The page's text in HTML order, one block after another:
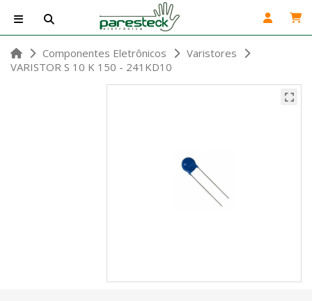
Componentes Eletrônicos
Varistores
VARISTOR S 10 K 150 - 241KD10